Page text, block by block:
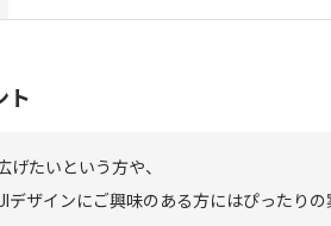
ト
げたいという方や、
デザインにご興味のある方にはぴったりの